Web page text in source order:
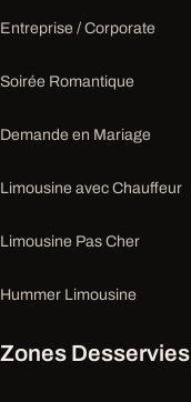
Entreprise / Corporate
Soirée Romantique
Demande en Mariage
Limousine avec Chauffeur
Limousine Pas Cher
Hummer Limousine
Zones Desservies